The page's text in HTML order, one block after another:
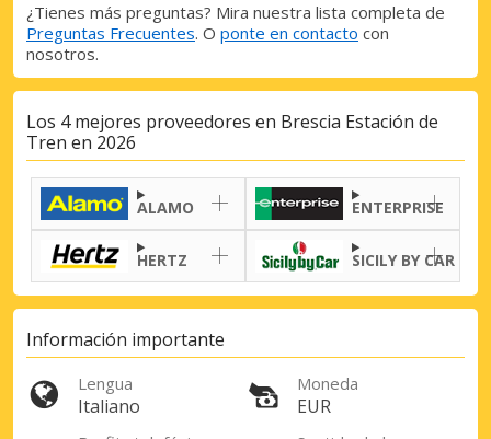
¿Tienes más preguntas? Mira nuestra lista completa de
Preguntas Frecuentes. O ponte en contacto con
nosotros.
Los 4 mejores proveedores en Brescia Estación de
Tren en 2026
ALAMO ENTERPRISE
HERTZ SICILY BY CAR
Información importante
Lengua
Italiano
Moneda
EUR